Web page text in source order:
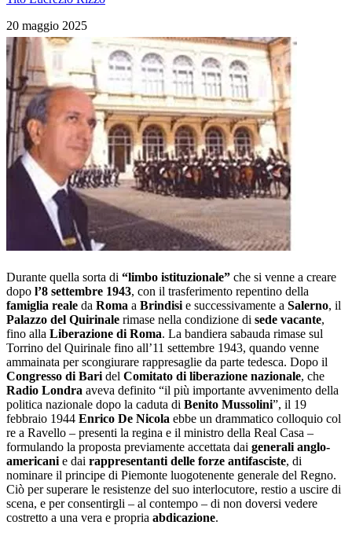
20 maggio 2025
Durante quella sorta di “limbo istituzionale” che si venne a creare
dopo l’8 settembre 1943, con il trasferimento repentino della
famiglia reale da Roma a Brindisi e successivamente a Salerno, il
Palazzo del Quirinale rimase nella condizione di sede vacante,
fino alla Liberazione di Roma. La bandiera sabauda rimase sul
Torrino del Quirinale fino all’11 settembre 1943, quando venne
ammainata per scongiurare rappresaglie da parte tedesca. Dopo il
Congresso di Bari del Comitato di liberazione nazionale, che
Radio Londra aveva definito “il più importante avvenimento della
politica nazionale dopo la caduta di Benito Mussolini”, il 19
febbraio 1944 Enrico De Nicola ebbe un drammatico colloquio col
re a Ravello – presenti la regina e il ministro della Real Casa –
formulando la proposta previamente accettata dai generali anglo-
americani e dai rappresentanti delle forze antifasciste, di
nominare il principe di Piemonte luogotenente generale del Regno.
Ciò per superare le resistenze del suo interlocutore, restio a uscire di
scena, e per consentirgli – al contempo – di non doversi vedere
costretto a una vera e propria abdicazione.